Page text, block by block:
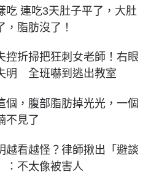
吃 連吃3天肚子平了，大肚
，脂肪沒了！
控折掃把狂刺女老師！右眼
明 全班嚇到逃出教室
個，腹部脂肪掉光光，一個
不見了
越看越怪？律師揪出「避談
：不太像被害人